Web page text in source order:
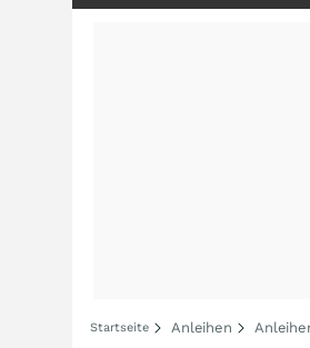
Startseite Anleihen